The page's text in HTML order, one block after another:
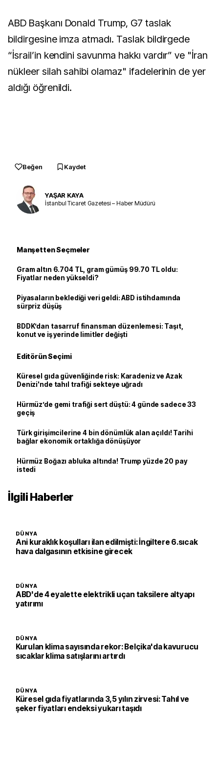
ABD Başkanı Donald Trump, G7 taslak
bildirgesine imza atmadı. Taslak bildirgede
“İsrail’in kendini savunma hakkı vardır” ve "İran
nükleer silah sahibi olamaz" ifadelerinin de yer
aldığı öğrenildi.
Beğen Kaydet
YAŞAR KAYA
İstanbul Ticaret Gazetesi – Haber Müdürü
Manşetten Seçmeler
Gram altın 6.704 TL, gram gümüş 99.70 TL oldu:
Fiyatlar neden yükseldi?
Piyasaların beklediği veri geldi: ABD istihdamında
sürpriz düşüş
BDDK’dan tasarruf finansman düzenlemesi: Taşıt,
konut ve iş yerinde limitler değişti
Editörün Seçimi
Küresel gıda güvenliğinde risk: Karadeniz ve Azak
Denizi'nde tahıl trafiği sekteye uğradı
Hürmüz’de gemi trafiği sert düştü: 4 günde sadece 33
geçiş
Türk girişimcilerine 4 bin dönümlük alan açıldı! Tarihi
bağlar ekonomik ortaklığa dönüşüyor
Hürmüz Boğazı abluka altında! Trump yüzde 20 pay
istedi
İlgili Haberler
DÜNYA
Ani kuraklık koşulları ilan edilmişti: İngiltere 6.sıcak
hava dalgasının etkisine girecek
DÜNYA
ABD'de 4 eyalette elektrikli uçan taksilere altyapı
yatırımı
DÜNYA
Kurulan klima sayısında rekor: Belçika'da kavurucu
sıcaklar klima satışlarını artırdı
DÜNYA
Küresel gıda fiyatlarında 3,5 yılın zirvesi: Tahıl ve
şeker fiyatları endeksi yukarı taşıdı